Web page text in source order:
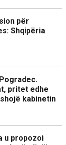
për
Shqipëria
pritet edhe
kabinetin
u propozoi